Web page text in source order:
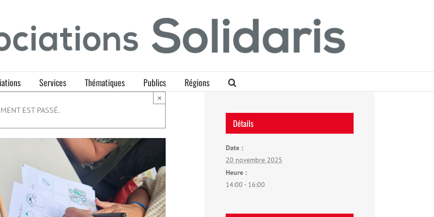
Services Thématiques Publics Régions
EST PASSÉ.
×
Détails
Date :
20 novembre 2025
Heure :
14:00 - 16:00